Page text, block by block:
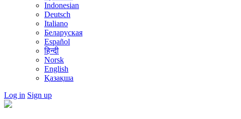
Indonesian
Deutsch
Italiano
Беларуская
Español
हिन्दी
Norsk
English
Қазақша
Log in Sign up